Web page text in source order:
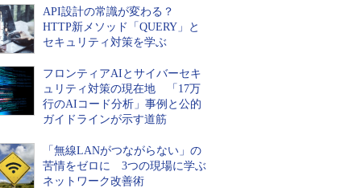
API設計の常識が変わる？
HTTP新メソッド「QUERY」と
セキュリティ対策を学ぶ
フロンティアAIとサイバーセキ
ュリティ対策の現在地 「17万
行のAIコード分析」事例と公的
ガイドラインが示す道筋
「無線LANがつながらない」の
苦情をゼロに 3つの現場に学ぶ
ネットワーク改善術